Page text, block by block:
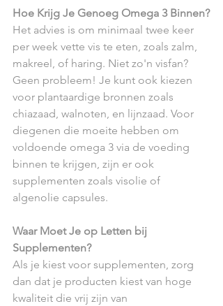
Hoe Krijg Je Genoeg Omega 3 Binnen?
Het advies is om minimaal twee keer
per week vette vis te eten, zoals zalm,
makreel, of haring. Niet zo'n visfan?
Geen probleem! Je kunt ook kiezen
voor plantaardige bronnen zoals
chiazaad, walnoten, en lijnzaad. Voor
diegenen die moeite hebben om
voldoende omega 3 via de voeding
binnen te krijgen, zijn er ook
supplementen zoals visolie of
algenolie capsules.
Waar Moet Je op Letten bij
Supplementen?
Als je kiest voor supplementen, zorg
dan dat je producten kiest van hoge
kwaliteit die vrij zijn van